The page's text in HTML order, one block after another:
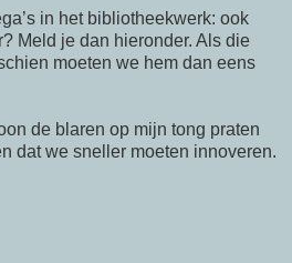
in het bibliotheekwerk: ook
Meld je dan hieronder. Als die
moeten we hem dan eens
de blaren op mijn tong praten
dat we sneller moeten innoveren.